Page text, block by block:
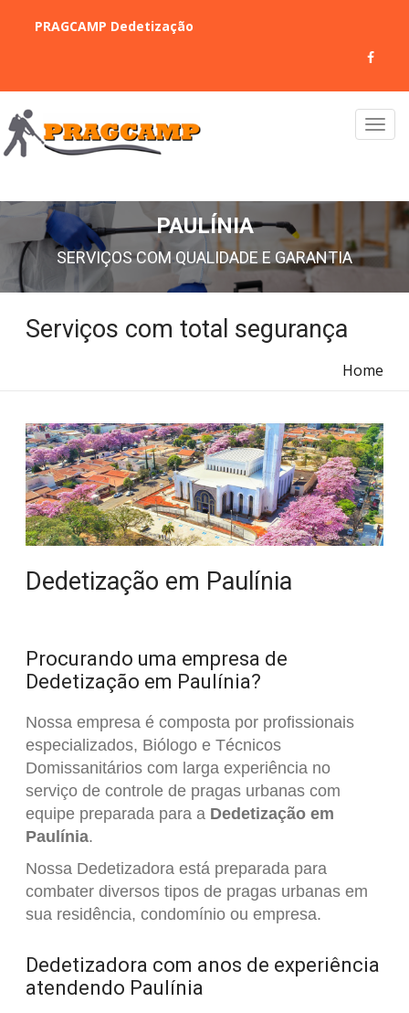
PRAGCAMP Dedetização
PAULÍNIA
SERVIÇOS COM QUALIDADE E GARANTIA
Serviços com total segurança
Home
Dedetização em Paulínia
Procurando uma empresa de
Dedetização em Paulínia?
Nossa empresa é composta por profissionais
especializados, Biólogo e Técnicos
Domissanitários com larga experiência no
serviço de controle de pragas urbanas com
equipe preparada para a Dedetização em
Paulínia.
Nossa Dedetizadora está preparada para
combater diversos tipos de pragas urbanas em
sua residência, condomínio ou empresa.
Dedetizadora com anos de experiência
atendendo Paulínia